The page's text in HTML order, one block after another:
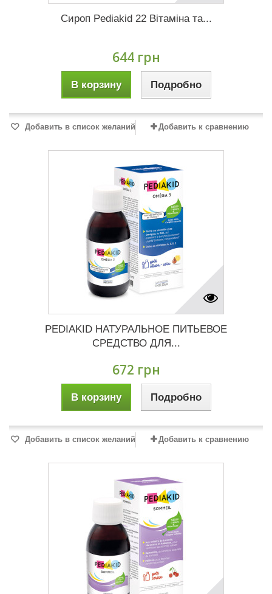
Сироп Pediakid 22 Вітаміна та...
644 грн
В корзину Подробно
Добавить в список желаний Добавить к сравнению
PEDIAKID НАТУРАЛЬНОЕ ПИТЬЕВОЕ
СРЕДСТВО ДЛЯ...
672 грн
В корзину Подробно
Добавить в список желаний Добавить к сравнению